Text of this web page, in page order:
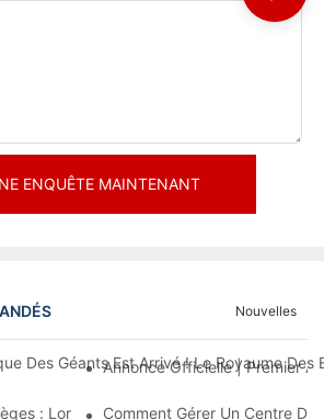
ENQUÊTE MAINTENANT
Nouvelles
Des Géants Est Arrivé ! Le Royaume
Annonce Officielle | Premier
: Lorsque Vous Investissez Dans Un
Comment Gérer Un Centre De